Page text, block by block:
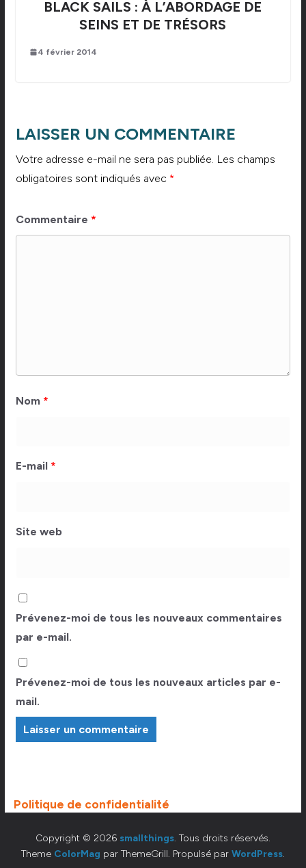
BLACK SAILS : À L’ABORDAGE DE
SEINS ET DE TRÉSORS
4 février 2014
LAISSER UN COMMENTAIRE
Votre adresse e-mail ne sera pas publiée. Les champs
obligatoires sont indiqués avec *
Commentaire *
Nom *
E-mail *
Site web
Prévenez-moi de tous les nouveaux commentaires
par e-mail.
Prévenez-moi de tous les nouveaux articles par e-
mail.
Politique de confidentialité
Copyright © 2026 smallthings. Tous droits réservés.
Theme ColorMag par ThemeGrill. Propulsé par WordPress.